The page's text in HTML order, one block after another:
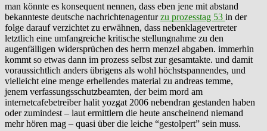
man könnte es konsequent nennen, dass eben jene mit abstand
bekannteste deutsche nachrichtenagenturzu prozesstag 53 in der
folge darauf verzichtet zu erwähnen, dass nebenklagevertreter
letztlich eine umfangreiche kritische stellungnahme zu den
augenfälligen widersprüchen des herrn menzel abgaben. immerhin
kommt so etwas dann im prozess selbst zur gesamtakte. und damit
voraussichtlich anders übrigens als wohl höchstspannendes, und
vielleicht eine menge erhellendes material zu andreas temme,
jenem verfassungsschutzbeamten, der beim mord am
internetcafebetreiber halit yozgat 2006 nebendran gestanden haben
oder zumindest – laut ermittlern die heute anscheinend niemand
mehr hören mag – quasi über die leiche “gestolpert” sein muss.